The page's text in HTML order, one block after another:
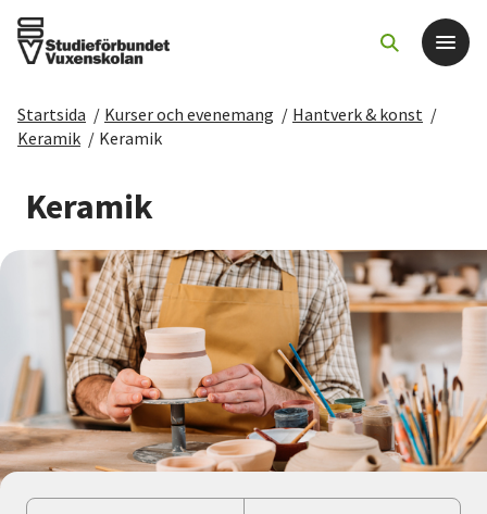
Det här gör vi
För dig som
Sök kurser och evenemang
Om SV
Starta studiecirkel
Cirkelledare
Nyheter
Startsida / Kurser och evenemang / Hantverk & konst /
Keramik / Keramik
Keramik